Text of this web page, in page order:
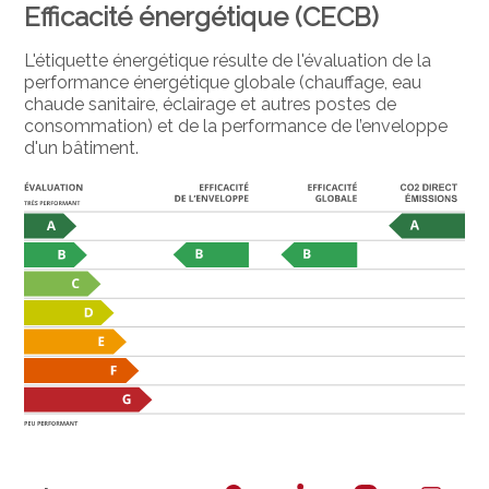
Efficacité énergétique (CECB)
L'étiquette énergétique résulte de l'évaluation de la
performance énergétique globale (chauffage, eau
chaude sanitaire, éclairage et autres postes de
consommation) et de la performance de l’enveloppe
d'un bâtiment.